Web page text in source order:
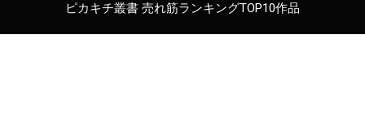
ピカキチ叢書 売れ筋ランキングTOP10作品